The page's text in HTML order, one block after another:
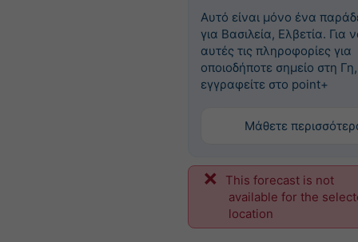
Αυτό είναι μόνο ένα
για Βασιλεία, Ελβετία. Για
αυτές τις πληροφορίες για
οποιοδήποτε σημείο στη Γη,
εγγραφείτε στο point+
Μάθετε
This forecast is not
available for the
location